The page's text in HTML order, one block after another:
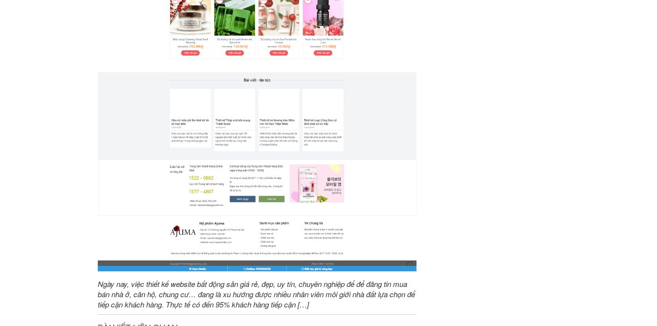
Ngày nay, việc thiết kế website bất động sản giá rẻ, đẹp, uy tín, chuyên nghiệp để để đăng tin mua
bán nhà ở, căn hộ, chung cư… đang là xu hướng được nhiều nhân viên môi giới nhà đất lựa chọn để
tiếp cận khách hàng. Thực tế có đến 95% khách hàng tiếp cận […]